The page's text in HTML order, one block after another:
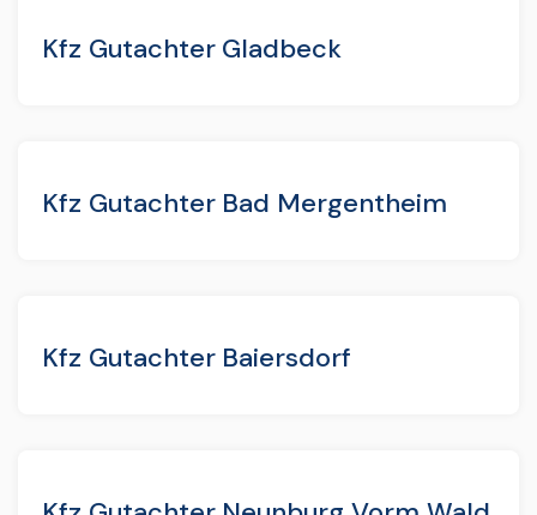
Kfz Gutachter Gladbeck
Kfz Gutachter Bad Mergentheim
Kfz Gutachter Baiersdorf